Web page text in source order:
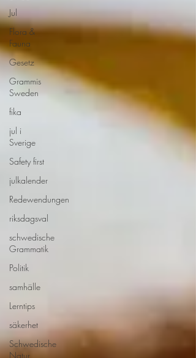
Jul
Flora &
Fauna
Gesetz
Grammis
Sweden
fika
jul i
Sverige
Safety first
julkalender
Redewendungen
riksdagsval
schwedische
Grammatik
Politik
samhälle
Lerntips
säkerhet
Schwedische
Natur